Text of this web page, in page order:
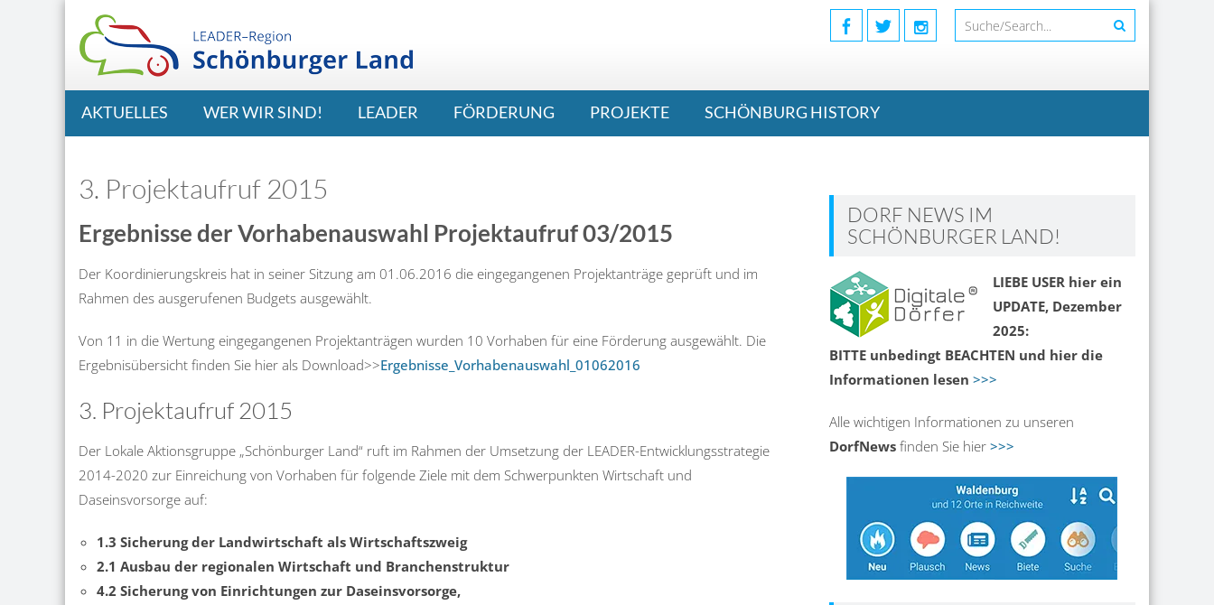
AKTUELLES WER WIR SIND! LEADER FÖRDERUNG PROJEKTE SCHÖNBURG HISTORY
3. Projektaufruf 2015
Ergebnisse der Vorhabenauswahl Projektaufruf 03/2015
Der Koordinierungskreis hat in seiner Sitzung am 01.06.2016 die eingegangenen Projektanträge geprüft und im
Rahmen des ausgerufenen Budgets ausgewählt.
Von 11 in die Wertung eingegangenen Projektanträgen wurden 10 Vorhaben für eine Förderung ausgewählt. Die
Ergebnisübersicht finden Sie hier als Download>>Ergebnisse_Vorhabenauswahl_01062016
3. Projektaufruf 2015
Der Lokale Aktionsgruppe „Schönburger Land“ ruft im Rahmen der Umsetzung der LEADER-Entwicklungsstrategie
2014-2020 zur Einreichung von Vorhaben für folgende Ziele mit dem Schwerpunkten Wirtschaft und
Daseinsvorsorge auf:
1.3 Sicherung der Landwirtschaft als Wirtschaftszweig
2.1 Ausbau der regionalen Wirtschaft und Branchenstruktur
4.2 Sicherung von Einrichtungen zur Daseinsvorsorge,
DORF NEWS IM
SCHÖNBURGER LAND!
LIEBE USER hier ein
UPDATE, Dezember
2025:
BITTE unbedingt BEACHTEN und hier die
Informationen lesen >>>
Alle wichtigen Informationen zu unseren
DorfNewsfinden Sie hier >>>